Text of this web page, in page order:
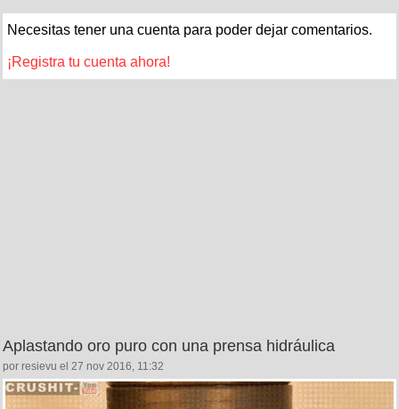
Necesitas tener una cuenta para poder dejar comentarios.
¡Registra tu cuenta ahora!
Aplastando oro puro con una prensa hidráulica
por resievu el 27 nov 2016, 11:32